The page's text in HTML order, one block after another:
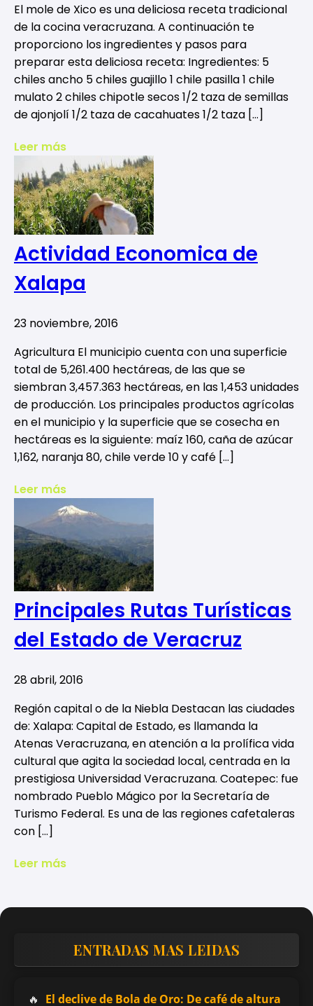
El mole de Xico es una deliciosa receta tradicional
de la cocina veracruzana. A continuación te
proporciono los ingredientes y pasos para
preparar esta deliciosa receta: Ingredientes: 5
chiles ancho 5 chiles guajillo 1 chile pasilla 1 chile
mulato 2 chiles chipotle secos 1/2 taza de semillas
de ajonjolí 1/2 taza de cacahuates 1/2 taza […]
Leer más
Actividad Economica de
Xalapa
23 noviembre, 2016
Agricultura El municipio cuenta con una superficie
total de 5,261.400 hectáreas, de las que se
siembran 3,457.363 hectáreas, en las 1,453 unidades
de producción. Los principales productos agrícolas
en el municipio y la superficie que se cosecha en
hectáreas es la siguiente: maíz 160, caña de azúcar
1,162, naranja 80, chile verde 10 y café […]
Leer más
Principales Rutas Turísticas
del Estado de Veracruz
28 abril, 2016
Región capital o de la Niebla Destacan las ciudades
de: Xalapa: Capital de Estado, es llamanda la
Atenas Veracruzana, en atención a la prolífica vida
cultural que agita la sociedad local, centrada en la
prestigiosa Universidad Veracruzana. Coatepec: fue
nombrado Pueblo Mágico por la Secretaría de
Turismo Federal. Es una de las regiones cafetaleras
con […]
Leer más
ENTRADAS MAS LEIDAS
El declive de Bola de Oro: De café de altura